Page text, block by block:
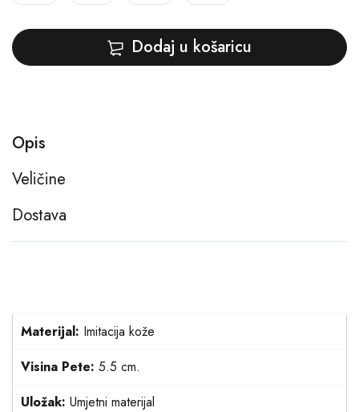
Dodaj u košaricu
Opis
Veličine
Dostava
Materijal: Imitacija kože
Visina Pete: 5.5 cm.
Uložak: Umjetni materijal